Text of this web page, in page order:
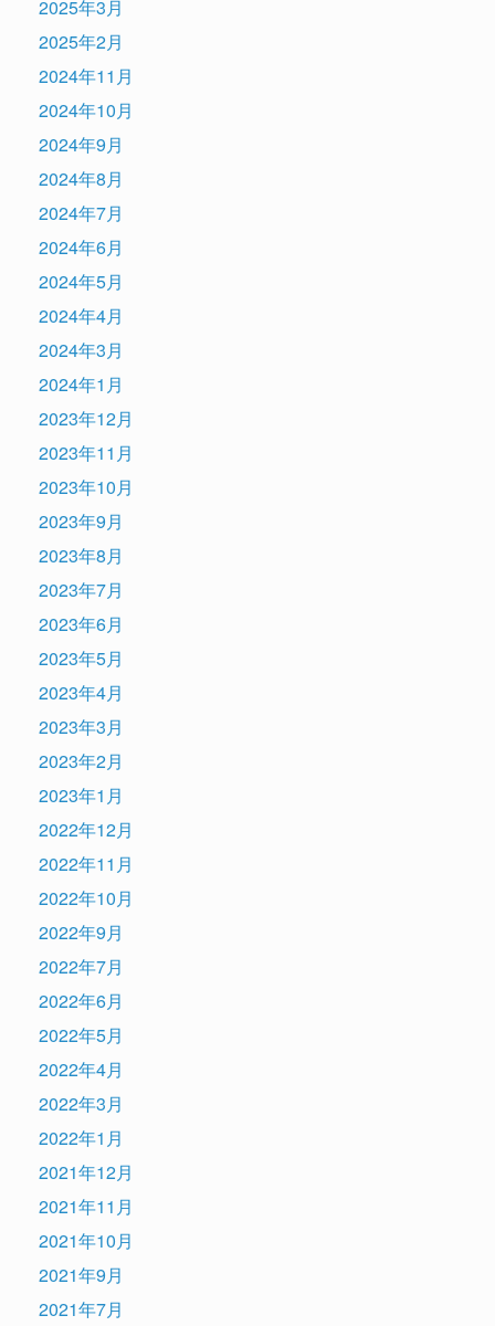
2025年3月
2025年2月
2024年11月
2024年10月
2024年9月
2024年8月
2024年7月
2024年6月
2024年5月
2024年4月
2024年3月
2024年1月
2023年12月
2023年11月
2023年10月
2023年9月
2023年8月
2023年7月
2023年6月
2023年5月
2023年4月
2023年3月
2023年2月
2023年1月
2022年12月
2022年11月
2022年10月
2022年9月
2022年7月
2022年6月
2022年5月
2022年4月
2022年3月
2022年1月
2021年12月
2021年11月
2021年10月
2021年9月
2021年7月